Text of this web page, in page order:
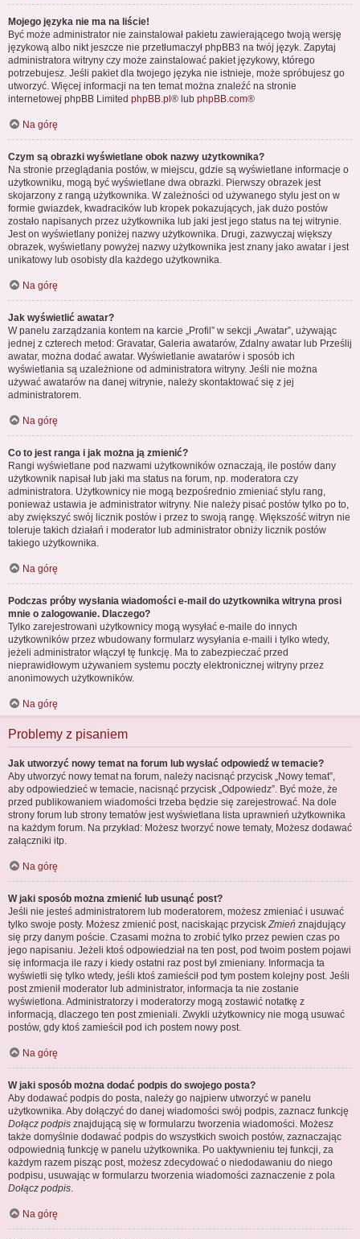
Mojego języka nie ma na liście!
Być może administrator nie zainstalował pakietu zawierającego twoją wersję
językową albo nikt jeszcze nie przetłumaczył phpBB3 na twój język. Zapytaj
administratora witryny czy może zainstalować pakiet językowy, którego
potrzebujesz. Jeśli pakiet dla twojego języka nie istnieje, może spróbujesz go
utworzyć. Więcej informacji na ten temat można znaleźć na stronie
internetowej phpBB Limited phpBB.pl® lub phpBB.com®
Na górę
Czym są obrazki wyświetlane obok nazwy użytkownika?
Na stronie przeglądania postów, w miejscu, gdzie są wyświetlane informacje o
użytkowniku, mogą być wyświetlane dwa obrazki. Pierwszy obrazek jest
skojarzony z rangą użytkownika. W zależności od używanego stylu jest on w
formie gwiazdek, kwadracików lub kropek pokazujących, jak dużo postów
zostało napisanych przez użytkownika lub jaki jest jego status na tej witrynie.
Jest on wyświetlany poniżej nazwy użytkownika. Drugi, zazwyczaj większy
obrazek, wyświetlany powyżej nazwy użytkownika jest znany jako awatar i jest
unikatowy lub osobisty dla każdego użytkownika.
Na górę
Jak wyświetlić awatar?
W panelu zarządzania kontem na karcie „Profil” w sekcji „Awatar”, używając
jednej z czterech metod: Gravatar, Galeria awatarów, Zdalny awatar lub Prześlij
awatar, można dodać awatar. Wyświetlanie awatarów i sposób ich
wyświetlania są uzależnione od administratora witryny. Jeśli nie można
używać awatarów na danej witrynie, należy skontaktować się z jej
administratorem.
Na górę
Co to jest ranga i jak można ją zmienić?
Rangi wyświetlane pod nazwami użytkowników oznaczają, ile postów dany
użytkownik napisał lub jaki ma status na forum, np. moderatora czy
administratora. Użytkownicy nie mogą bezpośrednio zmieniać stylu rang,
ponieważ ustawia je administrator witryny. Nie należy pisać postów tylko po to,
aby zwiększyć swój licznik postów i przez to swoją rangę. Większość witryn nie
toleruje takich działań i moderator lub administrator obniży licznik postów
takiego użytkownika.
Na górę
Podczas próby wysłania wiadomości e-mail do użytkownika witryna prosi
mnie o zalogowanie. Dlaczego?
Tylko zarejestrowani użytkownicy mogą wysyłać e-maile do innych
użytkowników przez wbudowany formularz wysyłania e-maili i tylko wtedy,
jeżeli administrator włączył tę funkcję. Ma to zabezpieczać przed
nieprawidłowym używaniem systemu poczty elektronicznej witryny przez
anonimowych użytkowników.
Na górę
Problemy z pisaniem
Jak utworzyć nowy temat na forum lub wysłać odpowiedź w temacie?
Aby utworzyć nowy temat na forum, należy nacisnąć przycisk „Nowy temat”,
aby odpowiedzieć w temacie, nacisnąć przycisk „Odpowiedz”. Być może, że
przed publikowaniem wiadomości trzeba będzie się zarejestrować. Na dole
strony forum lub strony tematów jest wyświetlana lista uprawnień użytkownika
na każdym forum. Na przykład: Możesz tworzyć nowe tematy, Możesz dodawać
załączniki itp.
Na górę
W jaki sposób można zmienić lub usunąć post?
Jeśli nie jesteś administratorem lub moderatorem, możesz zmieniać i usuwać
tylko swoje posty. Możesz zmienić post, naciskając przycisk Zmień znajdujący
się przy danym poście. Czasami można to zrobić tylko przez pewien czas po
jego napisaniu. Jeżeli ktoś odpowiedział na ten post, pod twoim postem pojawi
się informacja ile razy i kiedy ostatni raz post był zmieniany. Informacja ta
wyświetli się tylko wtedy, jeśli ktoś zamieścił pod tym postem kolejny post. Jeśli
post zmienił moderator lub administrator, informacja ta nie zostanie
wyświetlona. Administratorzy i moderatorzy mogą zostawić notatkę z
informacją, dlaczego ten post zmieniali. Zwykli użytkownicy nie mogą usuwać
postów, gdy ktoś zamieścił pod ich postem nowy post.
Na górę
W jaki sposób można dodać podpis do swojego posta?
Aby dodawać podpis do posta, należy go najpierw utworzyć w panelu
użytkownika. Aby dołączyć do danej wiadomości swój podpis, zaznacz funkcję
Dołącz podpis znajdującą się w formularzu tworzenia wiadomości. Możesz
także domyślnie dodawać podpis do wszystkich swoich postów, zaznaczając
odpowiednią funkcję w panelu użytkownika. Po uaktywnieniu tej funkcji, za
każdym razem pisząc post, możesz zdecydować o niedodawaniu do niego
podpisu, usuwając w formularzu tworzenia wiadomości zaznaczenie z pola
Dołącz podpis
Na górę